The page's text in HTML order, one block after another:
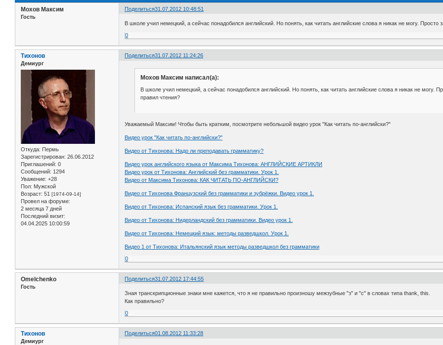
Поделиться31.07.2012 10:48:51
Мохов Максим
Гость
В школе учил немецкий, а сейчас понадобился английский. Но понять, как читать английские слова я никак не могу.
0
Поделиться31.07.2012 11:24:26
Тихонов
Демиург
Откуда: Пермь
Зарегистрирован: 26.06.2012
Приглашений: 0
Сообщений: 1294
Уважение: +28
Пол: Мужской
Возраст: 51 [1974-09-14]
Провел на форуме:
2 месяца 7 дней
Последний визит:
04.04.2025 10:00:59
Мохов Максим написал(а):
В школе учил немецкий, а сейчас понадобился английский. Но понять, как читать английские слова я никак не могу.
правил чтения?
Уважаемый Максим! Чтобы быть кратким, посмотрите небольшой видео урок "Как читать по-английски?"
Видео урок "Как читать по-английски?"
Видео от Тихонова: Надо ли преподавать грамматику?
Видео урок английского языка от Максима Тихонова: АНГЛИЙСКИЕ АРТИКЛИ
Видео урок от Тихонова: Английский без грамматики. Урок 1.
Видео от Максима Тихонова: КАК ЧИТАТЬ ПО-АНГЛИЙСКИ?
Видео от Тихонова Французский без грамматики и зубрёжки. Видео урок 1.
Видео от Тихонова: Испанский язык без грамматики. Урок 1.
Видео от Тихонова: Нидерландский без грамматики. Видео урок 1.
Видео от Тихонова: Немецкий язык: методы разведшкол. Урок 1.
Видео 1 от Тихонова: Итальянский язык методы разведшкол без грамматики
0
Поделиться31.07.2012 17:44:55
Omelchenko
Гость
Зная транскрипционные знаки мне кажется, что я не правильно произношу межзубные "з" и "с" в словах типа thank, this.
Как правильно?
0
Поделиться01.08.2012 11:33:28
Тихонов
Демиург